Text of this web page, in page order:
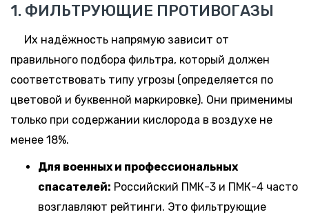
1. ФИЛЬТРУЮЩИЕ ПРОТИВОГАЗЫ
Их надёжность напрямую зависит от
правильного подбора фильтра, который должен
соответствовать типу угрозы (определяется по
цветовой и буквенной маркировке). Они применимы
только при содержании кислорода в воздухе не
менее 18%.
Для военных и профессиональных
спасателей: Российский ПМК-3 и ПМК-4 часто
возглавляют рейтинги. Это фильтрующие